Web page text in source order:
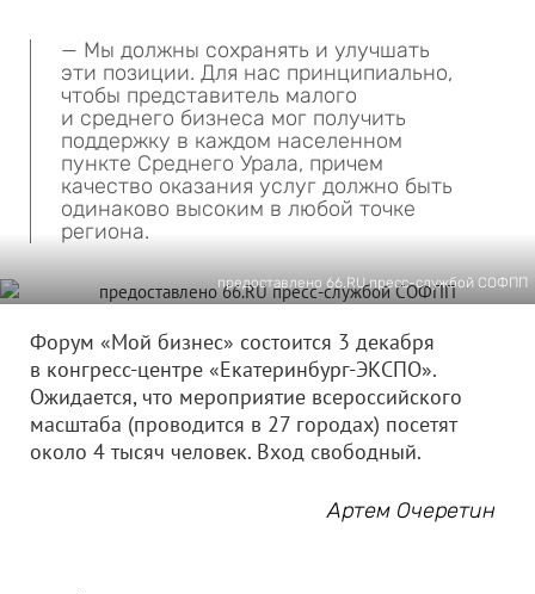
— Мы должны сохранять и улучшать
эти позиции. Для нас принципиально,
чтобы представитель малого
и среднего бизнеса мог получить
поддержку в каждом населенном
пункте Среднего Урала, причем
качество оказания услуг должно быть
одинаково высоким в любой точке
региона.
предоставлено 66.RU пресс-службой СОФПП
Форум «Мой бизнес» состоится 3 декабря
в конгресс-центре «Екатеринбург-ЭКСПО».
Ожидается, что мероприятие всероссийского
масштаба (проводится в 27 городах) посетят
около 4 тысяч человек. Вход свободный.
Артем Очеретин